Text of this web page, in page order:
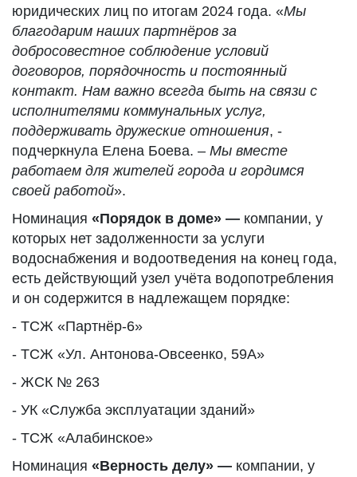
юридических лиц по итогам 2024 года. «Мы
благодарим наших партнёров за
добросовестное соблюдение условий
договоров, порядочность и постоянный
контакт. Нам важно всегда быть на связи с
исполнителями коммунальных услуг,
поддерживать дружеские отношения, -
подчеркнула Елена Боева. – Мы вместе
работаем для жителей города и гордимся
своей работой».
Номинация «Порядок в доме» — компании, у
которых нет задолженности за услуги
водоснабжения и водоотведения на конец года,
есть действующий узел учёта водопотребления
и он содержится в надлежащем порядке:
- ТСЖ «Партнёр-6»
- ТСЖ «Ул. Антонова-Овсеенко, 59А»
- ЖСК № 263
- УК «Служба эксплуатации зданий»
- ТСЖ «Алабинское»
Номинация «Верность делу» — компании, у